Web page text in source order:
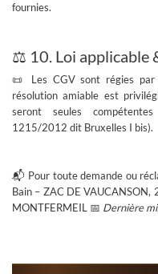
fournies.
⚖️ 10. Loi applicable
📜 Les CGV sont régies
résolution amiable est
seront seules
1215/2012 dit Bruxelles I bis).
📬 Pour toute demande ou
Bain – ZAC DE VAUCANSON,
MONTFERMEIL 📅 Dernière